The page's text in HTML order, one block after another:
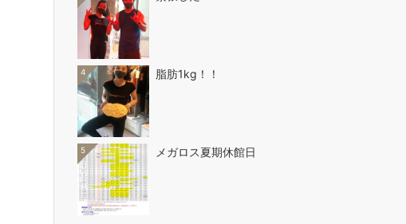
4 脂肪1kg！！
5 メガロス夏期休館日